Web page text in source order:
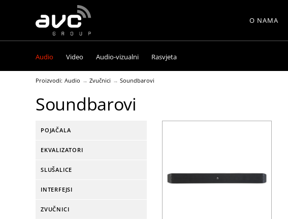
AVC
Group
O NAMA
Audio Video Audio-vizualni Rasvjeta
Proizvodi: Audio Zvučnici Soundbarovi
Soundbarovi
POJAČALA
EKVALIZATORI
SLUŠALICE
INTERFEJSI
ZVUČNICI